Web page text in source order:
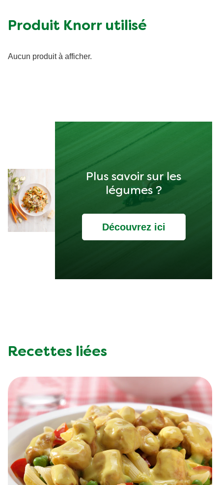
Produit Knorr utilisé
Aucun produit à afficher.
Plus savoir sur les
légumes ?
Découvrez ici
Recettes liées